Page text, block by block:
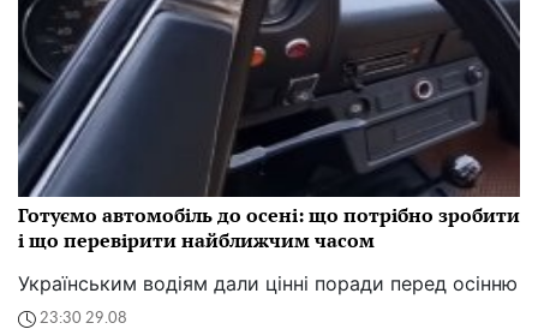
Готуємо автомобіль до осені: що потрібно зробити
і що перевірити найближчим часом
Українським водіям дали цінні поради перед осінню
23:30 29.08